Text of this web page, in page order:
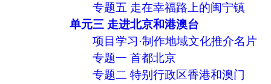
专题五 走在幸福路上的闽宁镇
单元三 走进北京和港澳台
项目学习·制作地域文化推介名片
专题一 首都北京
专题二 特别行政区香港和澳门